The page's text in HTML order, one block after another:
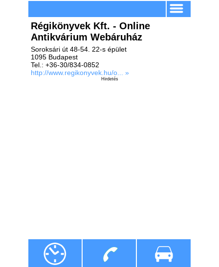
Régikönyvek Kft. - Online
Antikvárium Webáruház
Soroksári út 48-54. 22-s épület
1095 Budapest
Tel.: +36-30/834-0852
http://www.regikonyvek.hu/o... »
Hirdetés